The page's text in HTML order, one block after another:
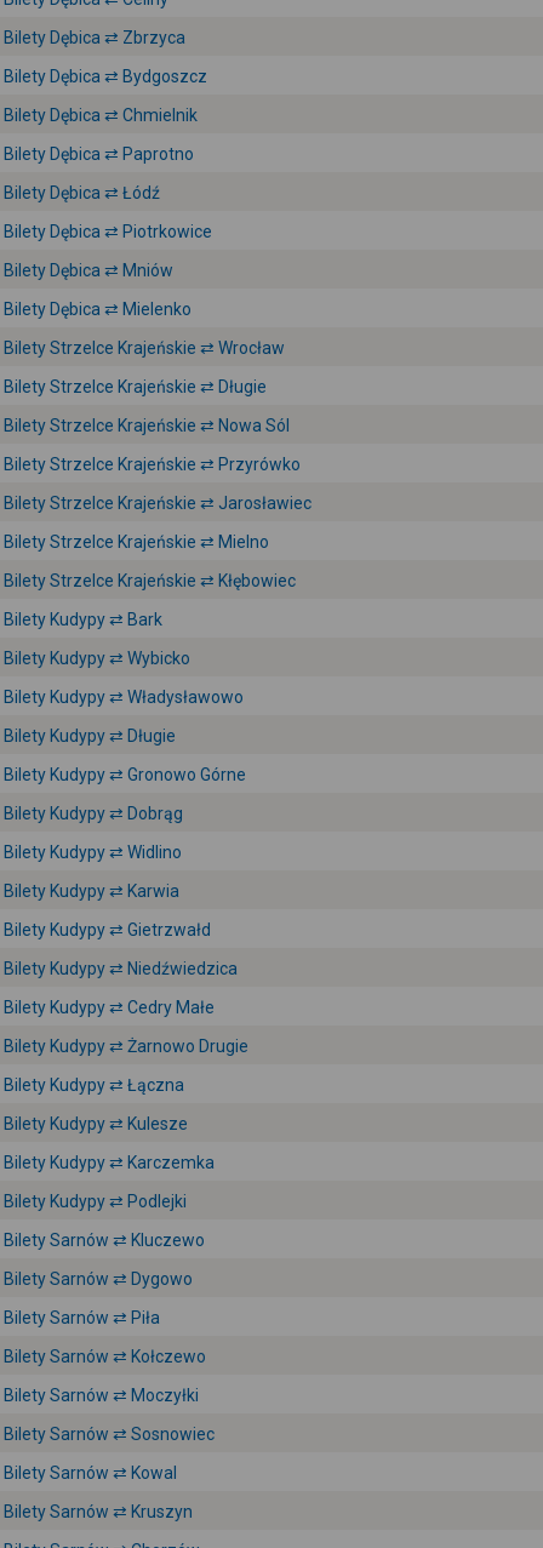
Bilety Dębica ⇄ Zbrzyca
Bilety Dębica ⇄ Bydgoszcz
Bilety Dębica ⇄ Chmielnik
Bilety Dębica ⇄ Paprotno
Bilety Dębica ⇄ Łódź
Bilety Dębica ⇄ Piotrkowice
Bilety Dębica ⇄ Mniów
Bilety Dębica ⇄ Mielenko
Bilety Strzelce Krajeńskie ⇄ Wrocław
Bilety Strzelce Krajeńskie ⇄ Długie
Bilety Strzelce Krajeńskie ⇄ Nowa Sól
Bilety Strzelce Krajeńskie ⇄ Przyrówko
Bilety Strzelce Krajeńskie ⇄ Jarosławiec
Bilety Strzelce Krajeńskie ⇄ Mielno
Bilety Strzelce Krajeńskie ⇄ Kłębowiec
Bilety Kudypy ⇄ Bark
Bilety Kudypy ⇄ Wybicko
Bilety Kudypy ⇄ Władysławowo
Bilety Kudypy ⇄ Długie
Bilety Kudypy ⇄ Gronowo Górne
Bilety Kudypy ⇄ Dobrąg
Bilety Kudypy ⇄ Widlino
Bilety Kudypy ⇄ Karwia
Bilety Kudypy ⇄ Gietrzwałd
Bilety Kudypy ⇄ Niedźwiedzica
Bilety Kudypy ⇄ Cedry Małe
Bilety Kudypy ⇄ Żarnowo Drugie
Bilety Kudypy ⇄ Łączna
Bilety Kudypy ⇄ Kulesze
Bilety Kudypy ⇄ Karczemka
Bilety Kudypy ⇄ Podlejki
Bilety Sarnów ⇄ Kluczewo
Bilety Sarnów ⇄ Dygowo
Bilety Sarnów ⇄ Piła
Bilety Sarnów ⇄ Kołczewo
Bilety Sarnów ⇄ Moczyłki
Bilety Sarnów ⇄ Sosnowiec
Bilety Sarnów ⇄ Kowal
Bilety Sarnów ⇄ Kruszyn